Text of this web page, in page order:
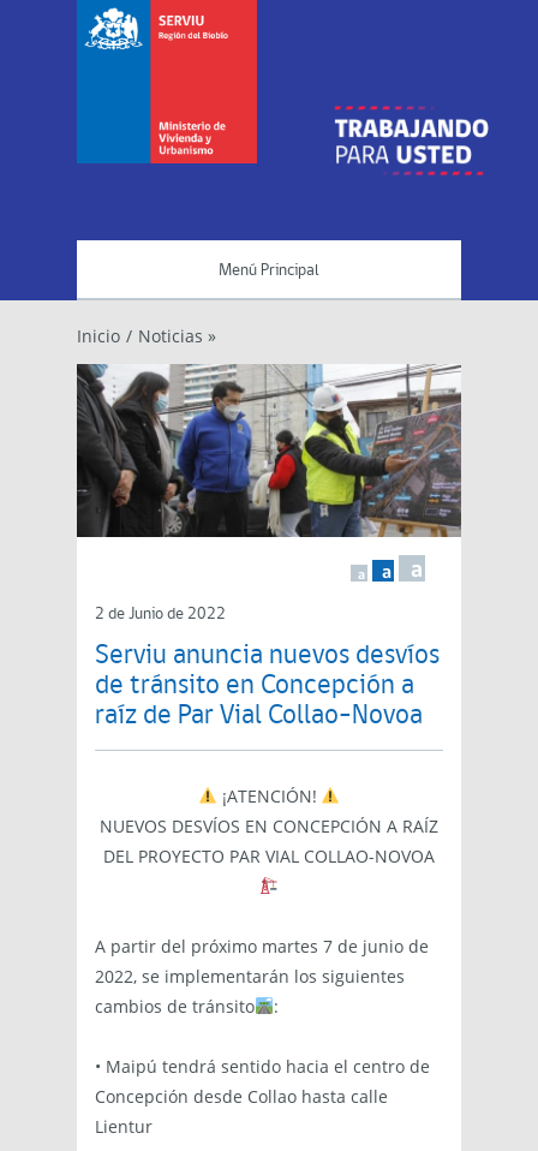
Menú Principal
Inicio / Noticias »
a a a
2 de Junio de 2022
Serviu anuncia nuevos desvíos
de tránsito en Concepción a
raíz de Par Vial Collao-Novoa
¡ATENCIÓN!
NUEVOS DESVÍOS EN CONCEPCIÓN A RAÍZ
DEL PROYECTO PAR VIAL COLLAO-NOVOA
A partir del próximo martes 7 de junio de
2022, se implementarán los siguientes
cambios de tránsito
:
• Maipú tendrá sentido hacia el centro de
Concepción desde Collao hasta calle
Lientur